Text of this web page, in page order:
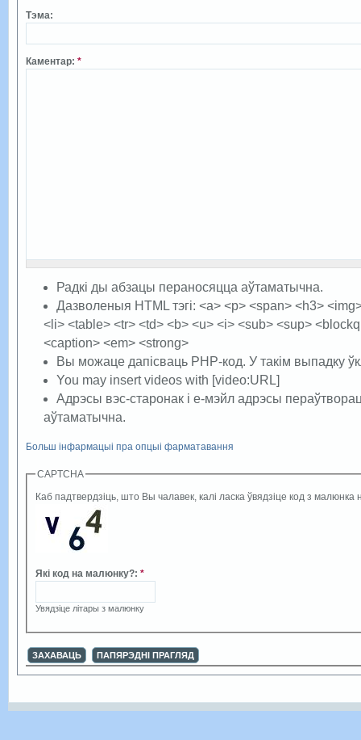
Тэма:
Каментар: *
Радкі ды абзацы пераносяцца аўтаматычна.
Дазволеныя HTML тэгі: <a> <p> <span> <h3>
<li> <table> <tr> <td> <b> <u> <i> <sub> <sup>
<caption> <em> <strong>
Вы можаце дапісваць PHP-код. У такім выпадку
You may insert videos with [video:URL]
Адрэсы вэс-старонак і е-мэйл адрэсы
аўтаматычна.
Больш інфармацыі пра опцыі фарматавання
CAPTCHA
Каб падтвердзіць, што Вы чалавек, калі ласка ўвядзіце код з малюнка
Які код на малюнку?: *
Увядзіце літары з малюнку